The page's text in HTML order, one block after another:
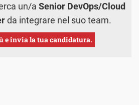
un/a Senior DevOps/Cloud
da integrare nel suo team.
e invia la tua candidatura.